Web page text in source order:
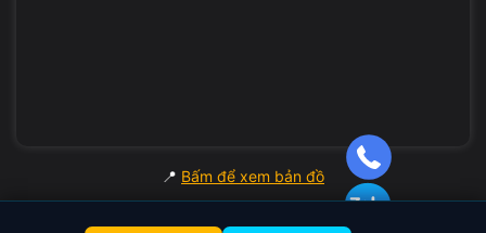
Trước khi nhận máy, kỹ thuật hỗ trợ xóa dữ
liệu, sao lưu hoặc đăng xuất tài khoản theo
📍 Bấm để xem bản đồ